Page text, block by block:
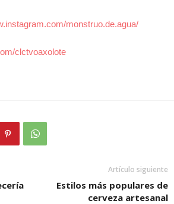
monstruo.de.agua/
clctvoaxolote
Artículo siguiente
Estilos más populares de
cerveza artesanal